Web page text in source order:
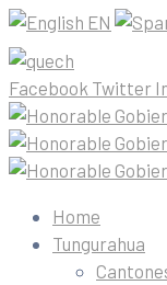
EN
Facebook Twitter
Home
Tungurahua